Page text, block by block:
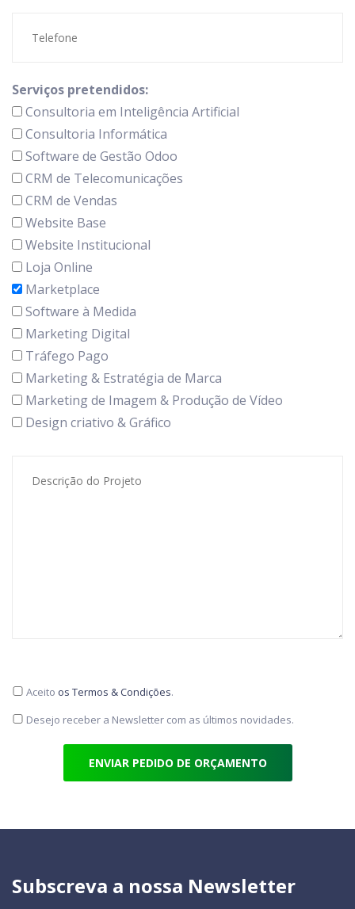
Serviços pretendidos:
Consultoria em Inteligência Artificial
Consultoria Informática
Software de Gestão Odoo
CRM de Telecomunicações
CRM de Vendas
Website Base
Website Institucional
Loja Online
Marketplace
Software à Medida
Marketing Digital
Tráfego Pago
Marketing & Estratégia de Marca
Marketing de Imagem & Produção de Vídeo
Design criativo & Gráfico
Aceito os Termos & Condições.
Desejo receber a Newsletter com as últimos novidades.
ENVIAR PEDIDO DE ORÇAMENTO
Subscreva a nossa Newsletter